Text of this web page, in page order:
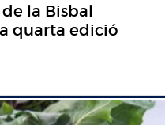
la Bisbal
quarta edició